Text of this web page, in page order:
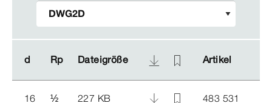
d Rp Dateigröße Artikel
d Rp Dateigröße Artikel
16 ½ 227 KB 483 531